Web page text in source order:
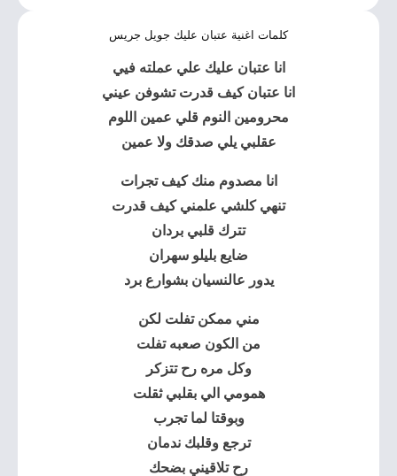
كلمات اغنية عتبان عليك جويل جريس
انا عتبان عليك علي عملته فيي
انا عتبان كيف قدرت تشوفن عيني
محرومين النوم قلي عمين اللوم
عقلبي يلي صدقك ولا عمين
انا مصدوم منك كيف تجرات
تنهي كلشي علمني كيف قدرت
تترك قلبي بردان
ضايع بليلو سهران
يدور عالنسيان بشوارع برد
مني ممكن تفلت لكن
من الكون صعبه تفلت
وكل مره رح تتزكر
همومي الي بقلبي ثقلت
وبوقتا لما تجرب
ترجع وقلبك ندمان
رح تلاقيني بضحك